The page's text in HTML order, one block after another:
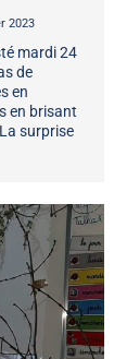
2023
mardi 24
de
en
en brisant
surprise